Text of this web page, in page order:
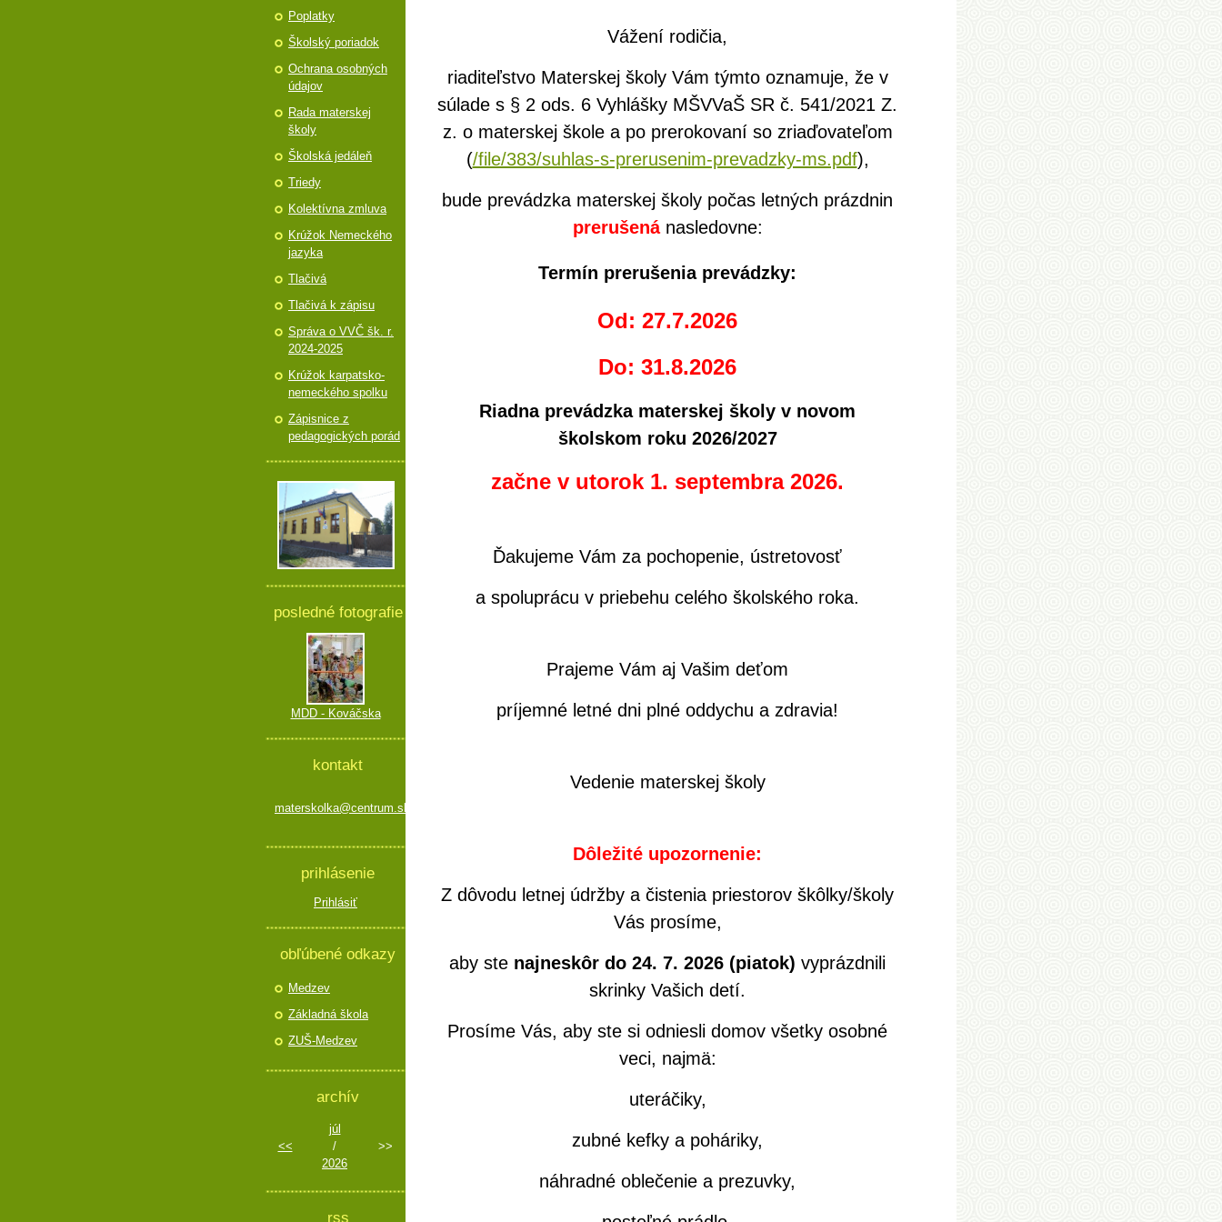
Vážení rodičia,
riaditeľstvo Materskej školy Vám týmto oznamuje, že v
súlade s § 2 ods. 6 Vyhlášky MŠVVaŠ SR č. 541/2021 Z.
z. o materskej škole a po prerokovaní so zriaďovateľom
(/file/383/suhlas-s-prerusenim-prevadzky-ms.pdf),
bude prevádzka materskej školy počas letných prázdnin
prerušenánasledovne:
Termín prerušenia prevádzky:
Od: 27.7.2026
Do: 31.8.2026
Riadna prevádzka materskej školy v novom
školskom roku 2026/2027
začne v utorok 1. septembra 2026.
Ďakujeme Vám za pochopenie, ústretovosť
a spoluprácu v priebehu celého školského roka.
Prajeme Vám aj Vašim deťom
príjemné letné dni plné oddychu a zdravia!
Vedenie materskej školy
Dôležité upozornenie:
Z dôvodu letnej údržby a čistenia priestorov škôlky/školy
Vás prosíme,
aby ste najneskôr do 24. 7. 2026 (piatok) vyprázdnili
skrinky Vašich detí.
Prosíme Vás, aby ste si odniesli domov všetky osobné
veci, najmä:
uteráčiky,
zubné kefky a poháriky,
náhradné oblečenie a prezuvky,
Poplatky
Školský poriadok
Ochrana osobných
údajov
Rada materskej
školy
Školská jedáleň
Triedy
Kolektívna zmluva
Krúžok Nemeckého
jazyka
Tlačivá
Tlačivá k zápisu
Správa o VVČ šk. r.
2024-2025
Krúžok karpatsko-
nemeckého spolku
Zápisnice z
pedagogických porád
posledné fotografie
MDD - Kováčska
kontakt
materskolka@centrum.sk
prihlásenie
Prihlásiť
obľúbené odkazy
Medzev
Základná škola
ZUŠ-Medzev
archív
<<
júl
/
2026
>>
rss